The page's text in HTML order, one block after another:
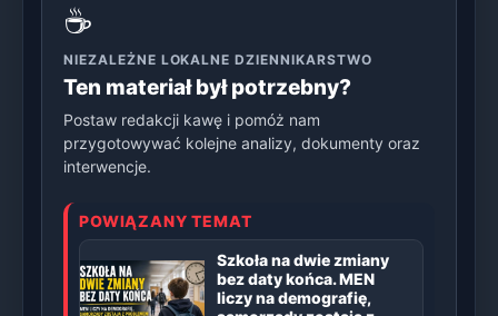
☕
NIEZALEŻNE LOKALNE DZIENNIKARSTWO
Ten materiał był potrzebny?
Postaw redakcji kawę i pomóż nam
przygotowywać kolejne analizy, dokumenty oraz
interwencje.
POWIĄZANY TEMAT
Szkoła na dwie zmiany
bez daty końca. MEN
liczy na demografię,